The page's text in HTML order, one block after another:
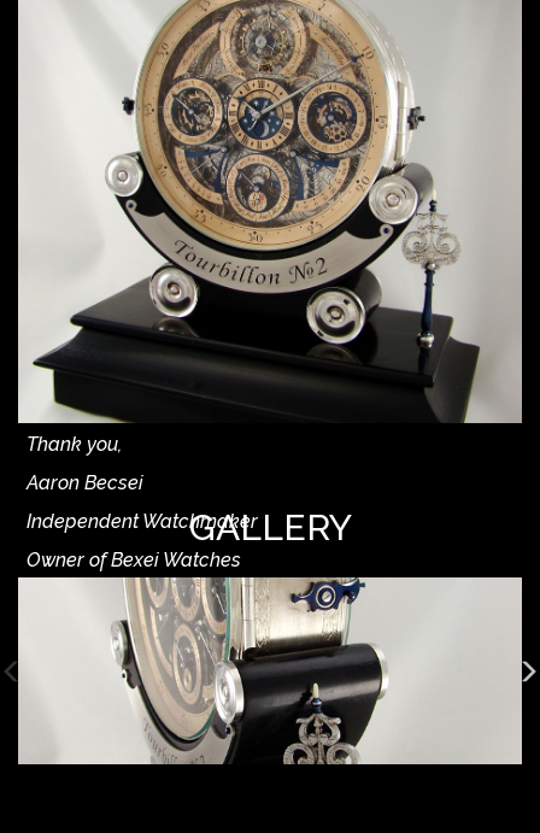
We do not sell our products onlineor through
You can only buy our watches directly from us, without
the use of wholesalers, retailers, or intermediaries! We
have no other arrangements (such as licensing
agreements) for the manufacture and/or sale of our
watches in any other way. Our watches are made
exclusively in Hungary: from the design to the
manufacturing of all components. Accordingly, please
pay extra attention if you wish to purchase a product
not directly from us, but from another company and/or
individual which is bearing the BEXEI® brand name or
www.bexei.hu
and not verifiably manufactured in
Hungary!
Thank you,
Aaron Becsei
Independent Watchmaker
Owner of Bexei Watches
Member of the AHCI
GALLERY